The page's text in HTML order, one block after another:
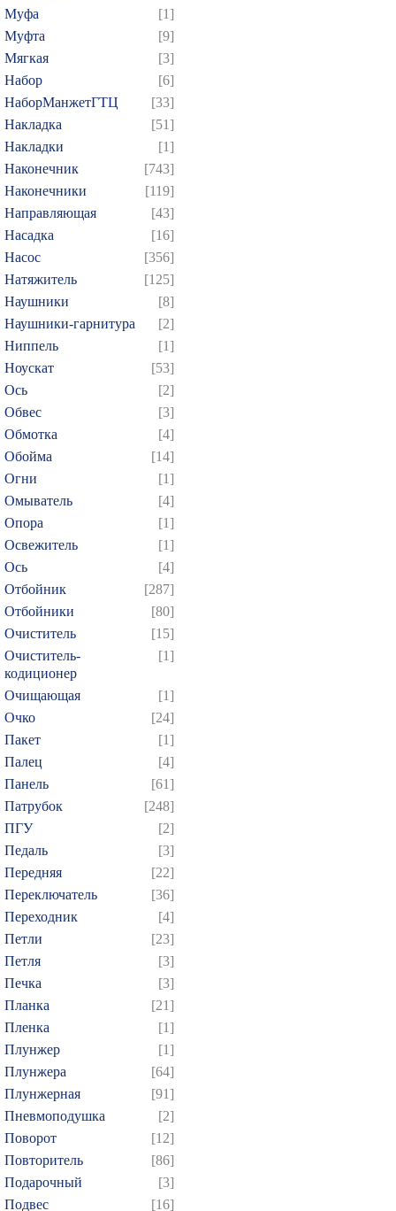
Муфа
[1]
Муфта
[9]
Мягкая
[3]
Набор
[6]
НаборМанжетГТЦ
[33]
Накладка
[51]
Накладки
[1]
Наконечник
[743]
Наконечники
[119]
Направляющая
[43]
Насадка
[16]
Насос
[356]
Натяжитель
[125]
Наушники
[8]
Наушники-гарнитура
[2]
Ниппель
[1]
Ноускат
[53]
Оcь
[2]
Обвес
[3]
Обмотка
[4]
Обойма
[14]
Огни
[1]
Омыватель
[4]
Опора
[1]
Освежитель
[1]
Ось
[4]
Отбойник
[287]
Отбойники
[80]
Очиститель
[15]
Очиститель-
кодиционер
[1]
Очищающая
[1]
Очко
[24]
Пакет
[1]
Палец
[4]
Панель
[61]
Патрубок
[248]
ПГУ
[2]
Педаль
[3]
Передняя
[22]
Переключатель
[36]
Переходник
[4]
Петли
[23]
Петля
[3]
Печка
[3]
Планка
[21]
Пленка
[1]
Плунжер
[1]
Плунжера
[64]
Плунжерная
[91]
Пневмоподушка
[2]
Поворот
[12]
Повторитель
[86]
Подарочный
[3]
Подвес
[16]